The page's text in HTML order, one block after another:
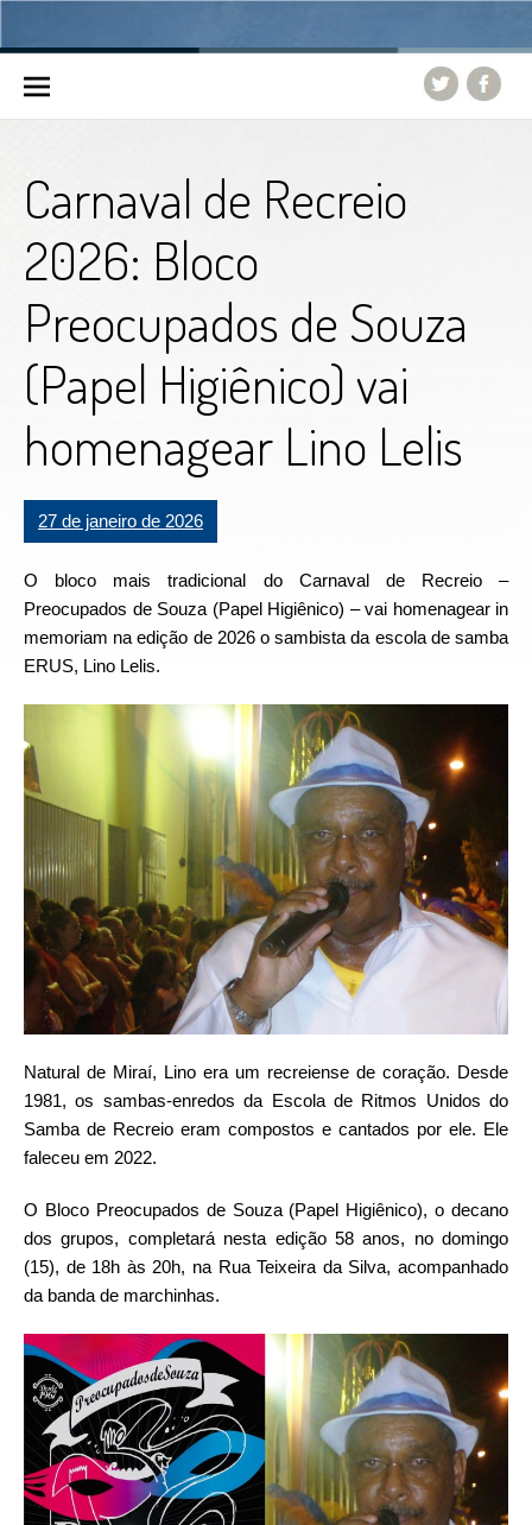
Carnaval de Recreio
2026: Bloco
Preocupados de Souza
(Papel Higiênico) vai
homenagear Lino Lelis
27 de janeiro de 2026
O bloco mais tradicional do Carnaval de Recreio –
Preocupados de Souza (Papel Higiênico) – vai homenagear in
memoriam na edição de 2026 o sambista da escola de samba
ERUS, Lino Lelis.
Natural de Miraí, Lino era um recreiense de coração. Desde
1981, os sambas-enredos da Escola de Ritmos Unidos do
Samba de Recreio eram compostos e cantados por ele. Ele
faleceu em 2022.
O Bloco Preocupados de Souza (Papel Higiênico), o decano
dos grupos, completará nesta edição 58 anos, no domingo
(15), de 18h às 20h, na Rua Teixeira da Silva, acompanhado
da banda de marchinhas.